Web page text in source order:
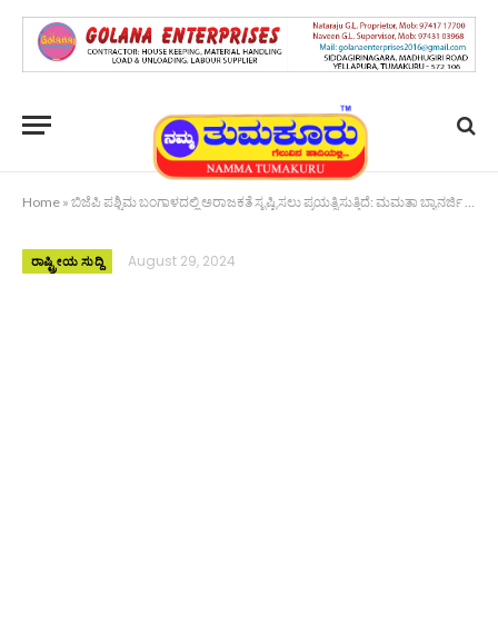
Home » ಬಿಜೆಪಿ ಪಶ್ಚಿಮ ಬಂಗಾಳದಲ್ಲಿ ಅರಾಜಕತೆ ಸೃಷ್ಟಿಸಲು ಪ್ರಯತ್ನಿಸುತ್ತಿದೆ: ಮಮತಾ ಬ್ಯಾನರ್ಜಿ ಕಿಡಿ
ರಾಷ್ಟ್ರೀಯ ಸುದ್ದಿ August 29, 2024